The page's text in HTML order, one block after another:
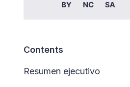
Contents
Resumen ejecutivo